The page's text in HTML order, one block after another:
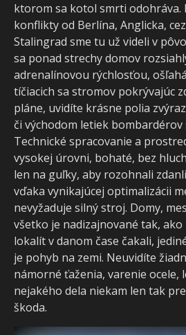
ktorom sa kotol smrti odohráva.
konflikty od Berlína, Anglicka,
Stalingrad sme tu už videli v
sa ponad strechy domov
adrenalínovou rýchlosťou,
tíčiacich sa stromov pokrývajúc
pláne, uvidíte krásne polia
či východom letiek bombardérov
Technické spracovanie a
vysokej úrovni, bohaté, bez
len na guľky, aby rozohnali
vďaka vynikajúcej optimalizácii
nevyžaduje silný stroj. Domy,
všetko je nadizajnované tak,
lokalít v danom čase čakali,
je pohyb na zemi. Neuvidíte
námorné ťaženia, varenie ocele,
nejakého dela niekam len tak
škoda.